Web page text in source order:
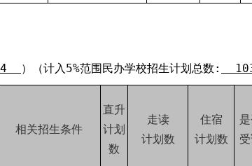
）（计入5%范围民办学校招生计划总数:
相关招生条件
直升
计划
数
走读
计划数
住宿
计划数